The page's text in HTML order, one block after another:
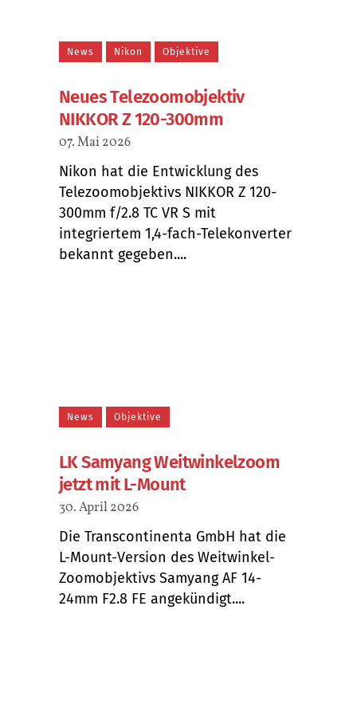
News Nikon Objektive
Neues Telezoomobjektiv
NIKKOR Z 120-300mm
07. Mai 2026
Nikon hat die Entwicklung des
Telezoomobjektivs NIKKOR Z 120-
300mm f/2.8 TC VR S mit
integriertem 1,4-fach-Telekonverter
bekannt gegeben....
News Objektive
LK Samyang Weitwinkelzoom
jetzt mit L-Mount
30. April 2026
Die Transcontinenta GmbH hat die
L-Mount-Version des Weitwinkel-
Zoomobjektivs Samyang AF 14-
24mm F2.8 FE angekündigt....